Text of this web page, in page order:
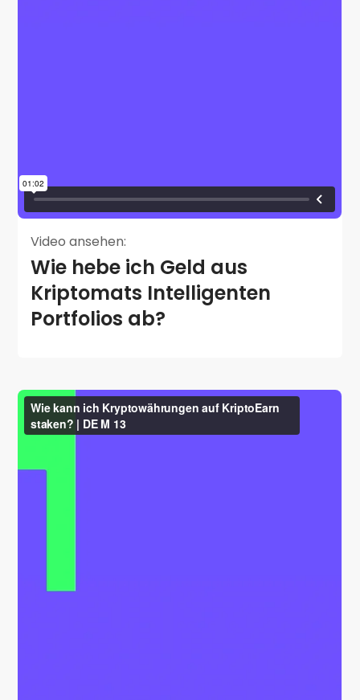
Video ansehen:
Wie hebe ich Geld aus
Kriptomats Intelligenten
Portfolios ab?